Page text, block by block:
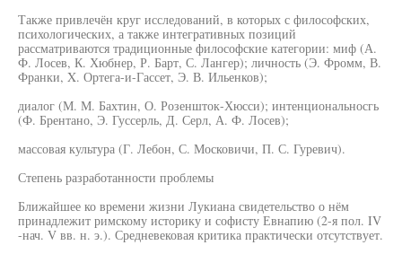
Также привлечён круг исследований, в которых с философских,
психологических, а также интегративных позиций
рассматриваются традиционные философские категории: миф (А.
Ф. Лосев, К. Хюбнер, Р. Барт, С. Лангер); личность (Э. Фромм, В.
Франки, X. Ортега-и-Гассет, Э. В. Ильенков);
диалог (М. М. Бахтин, О. Розеншток-Хюсси); интенциональносгь
(Ф. Брентано, Э. Гуссерль, Д. Серл, А. Ф. Лосев);
массовая культура (Г. Лебон, С. Московичи, П. С. Гуревич).
Степень разработанности проблемы
Ближайшее ко времени жизни Лукиана свидетельство о нём
принадлежит римскому историку и софисту Евнапию (2-я пол. IV
-нач. V вв. н. э.). Средневековая критика практически отсутствует.